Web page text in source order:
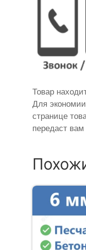
Товар
Для
странице
передаст